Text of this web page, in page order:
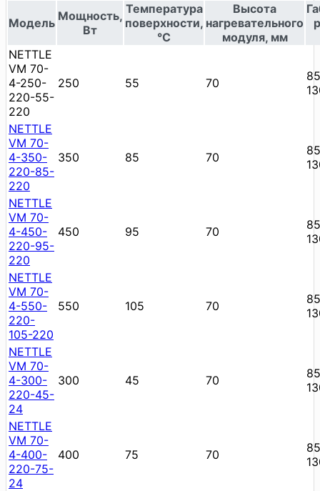
Модель Мощность,
Вт
Температура
поверхности,
°C
Высота
нагревательного
модуля, мм
NETTLE
VM 70-
4-250-
220-55-
220
250 55 70
NETTLE
VM 70-
4-350-
220-85-
220
350 85 70
NETTLE
VM 70-
4-450-
220-95-
220
450 95 70
NETTLE
VM 70-
4-550-
220-
105-220
550 105 70
NETTLE
VM 70-
4-300-
220-45-
24
300 45 70
NETTLE
VM 70-
4-400-
220-75-
24
400 75 70